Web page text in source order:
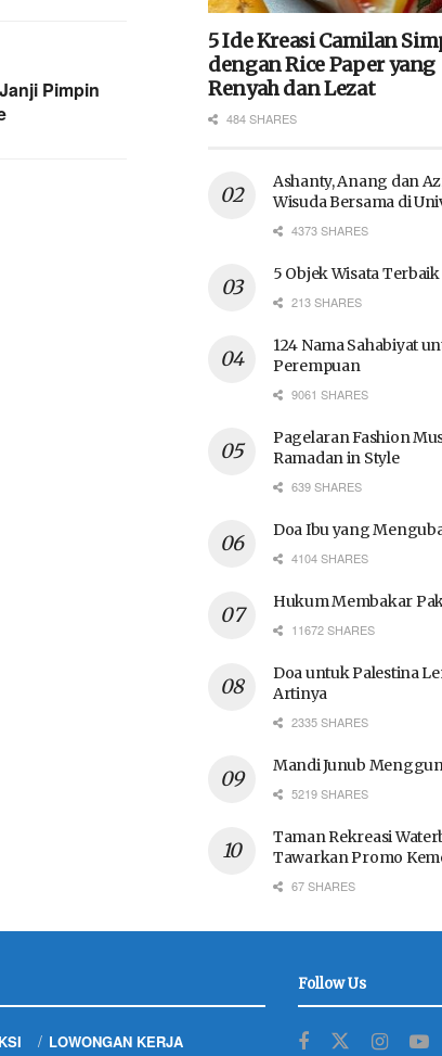
Pimpin
5 Ide Kreasi Camilan
dengan Rice Paper yang
Renyah dan Lezat
484 SHARES
Ashanty, Anang dan
Wisuda Bersama di
4373 SHARES
5 Objek Wisata
213 SHARES
124 Nama Sahabiyat
Perempuan
9061 SHARES
Pagelaran Fashion
Ramadan in Style
639 SHARES
Doa Ibu yang
4104 SHARES
Hukum Membakar
11672 SHARES
Doa untuk Palestina
Artinya
2335 SHARES
Mandi Junub
5219 SHARES
Taman Rekreasi
Tawarkan Promo
67 SHARES
LOWONGAN KERJA
Follow Us